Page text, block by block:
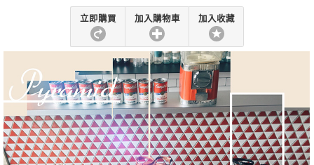
立即購買 加入購物車 加入收藏